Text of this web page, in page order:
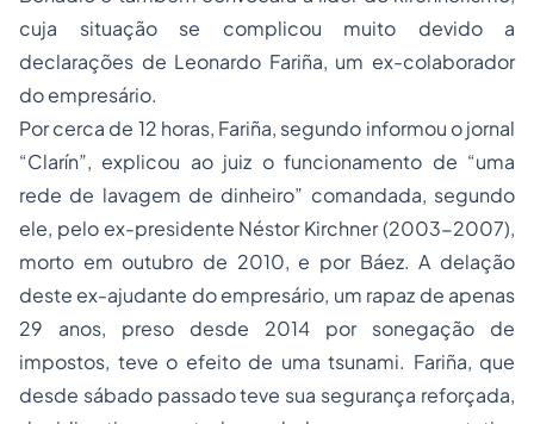
cuja situação se complicou muito devido a
declarações de Leonardo Fariña, um ex-colaborador
do empresário.
Por cerca de 12 horas, Fariña, segundo informou o jornal
“Clarín”, explicou ao juiz o funcionamento de “uma
rede de lavagem de dinheiro” comandada, segundo
ele, pelo ex-presidente Néstor Kirchner (2003-2007),
morto em outubro de 2010, e por Báez. A delação
deste ex-ajudante do empresário, um rapaz de apenas
29 anos, preso desde 2014 por sonegação de
impostos, teve o efeito de uma tsunami. Fariña, que
desde sábado passado teve sua segurança reforçada,